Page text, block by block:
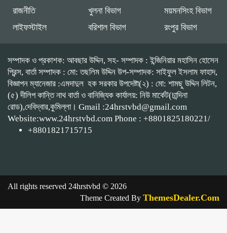
রাজনীতি
লাইফস্টাইল
খুলনা বিভাগ
বরিশাল বিভাগ
ময়মনসিংহ বিভাগ
রংপুর বিভাগ
সম্পাদক ও প্রকাশক: আবছার উদ্দিন, সহ- সম্পাদক : ইন্জিনিয়ার মহাসিন হোসেন
প্রিন্স, বার্তা সম্পাদক : মো: তছলিম উদ্দিন উপ-সম্পাদক: সাইফুল ইসলাম ফাহাদ,
বিজ্ঞাপন ম্যানেজার :এমদাদুল হক সরকার উপদেষ্টা(২) : মো: শামছু উদ্দিন লিটন,
(৫) দীলিপ কান্তি নাথ বার্তা ও বানিজ্যিক কার্যালয়: নিউ মার্কেট(চান্দিনা
রোড),দেবিদ্বার,কুমিল্লা। Gmail :24hrstvbd@gmail.com
Website:www.24hrstvbd.com Phone : +8801825180221/
+8801821715715
All rights reserved 24hrstvbd © 2026
Theme Created By ThemesDealer.Com